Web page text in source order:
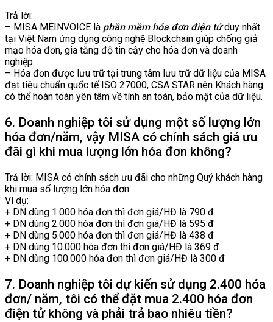
Trả lời:
– MISA MEINVOICE là phần mềm hóa đơn điện tửduy nhất
tại Việt Nam ứng dụng công nghệ Blockchain giúp chống giả
mạo hóa đơn, gia tăng độ tin cậy cho hóa đơn và doanh
nghiệp.
– Hóa đơn được lưu trữ tại trung tâm lưu trữ dữ liệu của MISA
đạt tiêu chuẩn quốc tế ISO 27000, CSA STAR nên Khách hàng
có thể hoàn toàn yên tâm về tính an toàn, bảo mật của dữ liệu.
6. Doanh nghiệp tôi sử dụng một số lượng lớn
hóa đơn/năm, vậy MISA có chính sách giá ưu
đãi gì khi mua lượng lớn hóa đơn không?
Trả lời: MISA có chính sách ưu đãi cho những Quý khách hàng
khi mua số lượng lớn hóa đơn.
Ví dụ:
+ DN dùng 1.000 hóa đơn thì đơn giá/HĐ là 790 đ
+ DN dùng 2.000 hóa đơn thì đơn giá/HĐ là 595 đ
+ DN dùng 5.000 hóa đơn thì đơn giá/HĐ là 438 đ
+ DN dùng 10.000 hóa đơn thì đơn giá/HĐ là 369 đ
+ DN dùng 100.000 hóa đơn thì đơn giá/HĐ là 300 đ
7. Doanh nghiệp tôi dự kiến sử dụng 2.400 hóa
đơn/ năm, tôi có thể đặt mua 2.400 hóa đơn
điện tử không và phải trả bao nhiêu tiền?